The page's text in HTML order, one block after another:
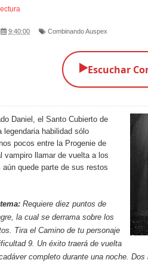
9:40:00 Combinando Auspex
▶️Escuchar
Daniel, el Santo Cubierto de
legendaria habilidad sólo
pocos entre la Progenie de
vampiro llamar de vuelta a los
quede parte de sus restos
Requiere diez puntos de
la cual se derrama sobre los
Tira el Camino de tu personaje
9. Un éxito traerá de vuelta
completo durante una noche.